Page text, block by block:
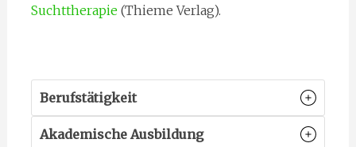
Suchttherapie(Thieme Verlag).
Berufstätigkeit
Akademische Ausbildung